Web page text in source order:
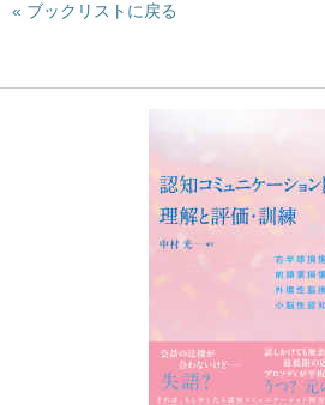
ブックリストに戻る